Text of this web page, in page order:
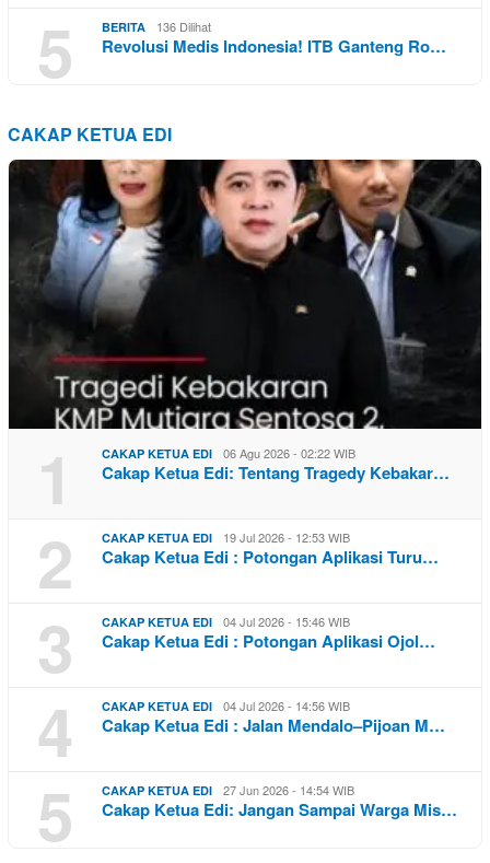
5
BERITA 136 Dilihat
Revolusi Medis Indonesia! ITB Ganteng Ro…
CAKAP KETUA EDI
1 CAKAP KETUA EDI 06 Agu 2026 - 02:22 WIB
Cakap Ketua Edi: Tentang Tragedy Kebakar…
2 CAKAP KETUA EDI 19 Jul 2026 - 12:53 WIB
Cakap Ketua Edi : Potongan Aplikasi Turu…
3 CAKAP KETUA EDI 04 Jul 2026 - 15:46 WIB
Cakap Ketua Edi : Potongan Aplikasi Ojol…
4 CAKAP KETUA EDI 04 Jul 2026 - 14:56 WIB
Cakap Ketua Edi : Jalan Mendalo–Pijoan M…
5 CAKAP KETUA EDI 27 Jun 2026 - 14:54 WIB
Cakap Ketua Edi: Jangan Sampai Warga Mis…